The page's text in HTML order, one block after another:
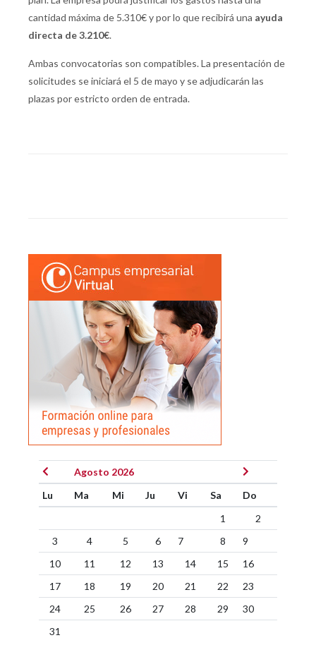
cantidad máxima de 5.310€ y por lo que recibirá una ayuda
directa de 3.210€.
Ambas convocatorias son compatibles. La presentación de
solicitudes se iniciará el 5 de mayo y se adjudicarán las
plazas por estricto orden de entrada.
Agosto 2026
Lu
Ma Mi Ju Vi Sa
Do
1
2
3
4 5 6 7 8
9
10
11 12 13 14 15
16
17
18 19 20 21 22
23
24
25 26 27 28 29
30
31